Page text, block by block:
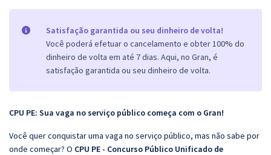
Satisfação garantida ou seu dinheiro de volta!
Você poderá efetuar o cancelamento e obter 100% do
dinheiro de volta em até 7 dias. Aqui, no Gran, é
satisfação garantida ou seu dinheiro de volta.
CPU PE: Sua vaga no serviço público começa com o Gran!
Você quer conquistar uma vaga no serviço público, mas não sabe por
onde começar? O CPU PE - Concurso Público Unificado de